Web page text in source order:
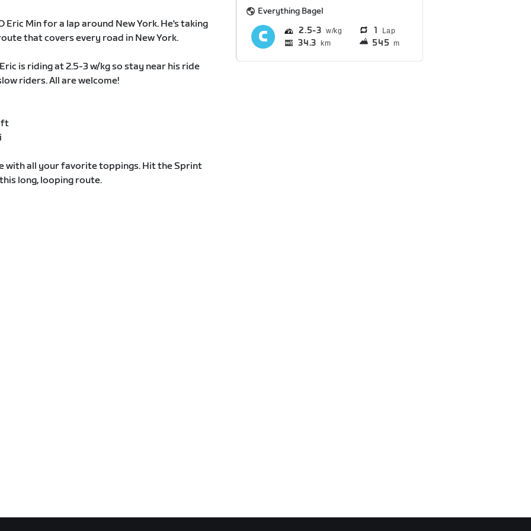
Eric Min for a lap around New York. He's taking
that covers every road in New York.
is riding at 2.5-3 w/kg so stay near his ride
riders. All are welcome!
ft
with all your favorite toppings. Hit the Sprint
long, looping route.
Everything Bagel
2.5 3 1 Lap
34.3 km 545 m